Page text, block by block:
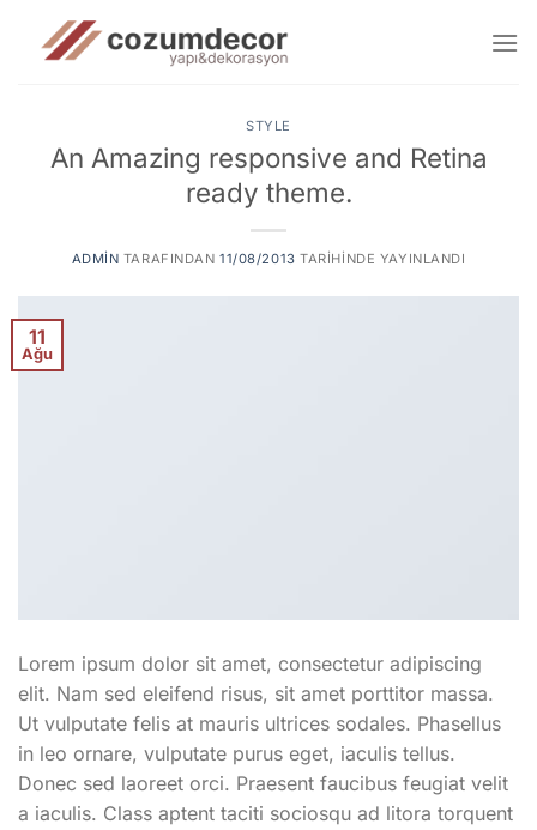
STYLE
An Amazing responsive and Retina
ready theme.
ADMIN TARAFINDAN 11/08/2013 TARIHINDE YAYINLANDI
11
Ağu
Lorem ipsum dolor sit amet, consectetur adipiscing
elit. Nam sed eleifend risus, sit amet porttitor massa.
Ut vulputate felis at mauris ultrices sodales. Phasellus
in leo ornare, vulputate purus eget, iaculis tellus.
Donec sed laoreet orci. Praesent faucibus feugiat velit
a iaculis. Class aptent taciti sociosqu ad litora torquent